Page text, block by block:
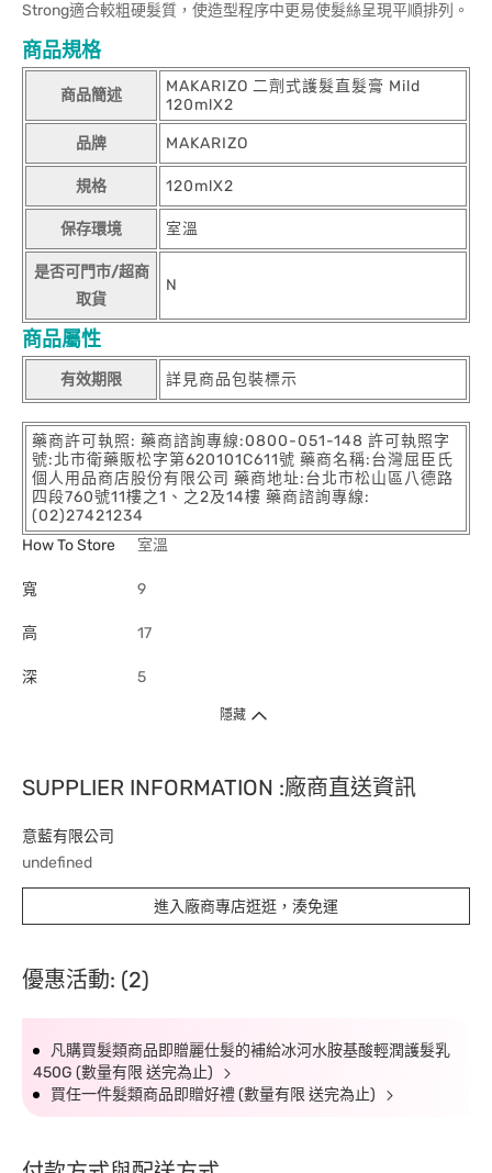
Strong適合較粗硬髮質，使造型程序中更易使髮絲呈現平順排列。
商品規格
商品簡述
MAKARIZO 二劑式護髮直髮膏 Mild
120mlX2
品牌 MAKARIZO
規格 120mlX2
保存環境 室溫
是否可門市/超商
取貨
N
商品屬性
有效期限 詳見商品包裝標示
藥商許可執照: 藥商諮詢專線:0800-051-148 許可執照字
號:北市衛藥販松字第620101C611號 藥商名稱:台灣屈臣氏
個人用品商店股份有限公司 藥商地址:台北市松山區八德路
四段760號11樓之1、之2及14樓 藥商諮詢專線:
(02)27421234
How To Store
室溫
寬 9
高 17
深 5
隱藏
SUPPLIER INFORMATION :廠商直送資訊
意藍有限公司
undefined
進入廠商專店逛逛，湊免運
優惠活動: (2)
凡購買髮類商品即贈麗仕髮的補給冰河水胺基酸輕潤護髮乳
450G (數量有限 送完為止)
買任一件髮類商品即贈好禮 (數量有限 送完為止)